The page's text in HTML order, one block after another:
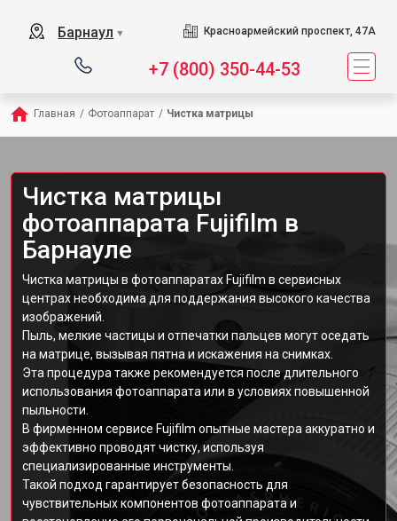
Барнаул ▼ Красноармейский проспект, 47А
+7 (800) 350-44-53
Главная / Фотоаппарат / Чистка матрицы
Чистка матрицы
фотоаппарата Fujifilm в
Барнауле
Чистка матрицы в фотоаппаратах Fujifilm в сервисных
центрах необходима для поддержания высокого качества
изображений.
Пыль, мелкие частицы и отпечатки пальцев могут оседать
на матрице, вызывая пятна и искажения на снимках.
Эта процедура также рекомендуется после длительного
использования фотоаппарата или в условиях повышенной
пыльности.
В фирменном сервисе Fujifilm опытные мастера аккуратно и
эффективно проводят чистку, используя
специализированные инструменты.
Такой подход гарантирует безопасность для
чувствительных компонентов фотоаппарата и